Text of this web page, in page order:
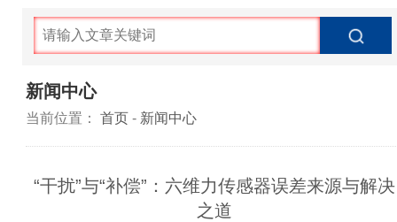
新闻中心
当前位置：首页 - 新闻中心
“干扰”与“补偿”：六维力传感器误差来源与解决
之道